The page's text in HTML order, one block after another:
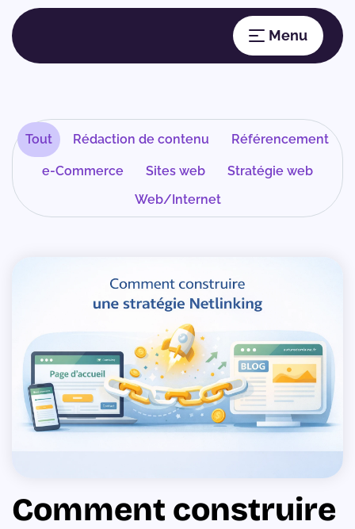
Tout Rédaction de contenu Référencement
e-Commerce Sites web
Stratégie web
Web/Internet
Comment construire